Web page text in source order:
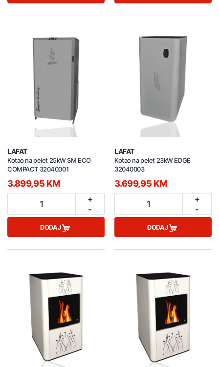
LAFAT
Kotao na pelet 25kW SM ECO
COMPACT 32040001
3.899,95 KM
1
+
-
DODAJ
LAFAT
Kotao na pelet 23kW EDGE
32040003
3.699,95 KM
1
+
-
DODAJ